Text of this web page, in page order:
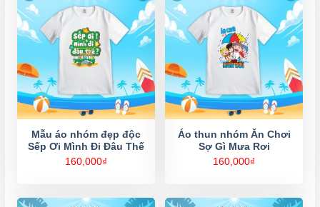
Mẫu áo nhóm đẹp độc
Sếp Ơi Mình Đi Đâu Thế
160,000₫
Áo thun nhóm Ăn Chơi
Sợ Gì Mưa Rơi
160,000₫